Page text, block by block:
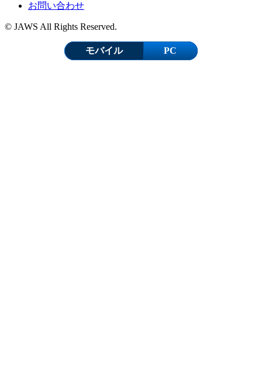
お問い合わせ
© JAWS All Rights Reserved.
モバイル PC